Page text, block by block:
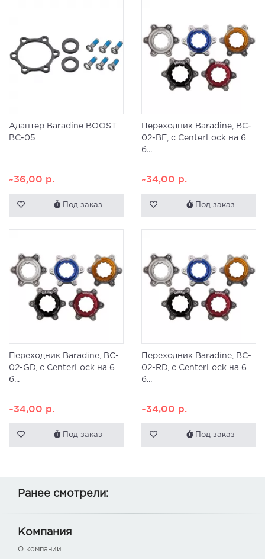
Адаптер Baradine BOOST
BC-05
~36,00 р.
Под заказ
Переходник Baradine, BC-
02-BE, с CenterLock на 6
б...
~34,00 р.
Под заказ
Переходник Baradine, BC-
02-GD, с CenterLock на 6
б...
~34,00 р.
Под заказ
Переходник Baradine, BC-
02-RD, с CenterLock на 6
б...
~34,00 р.
Под заказ
Ранее смотрели:
Компания
О компании